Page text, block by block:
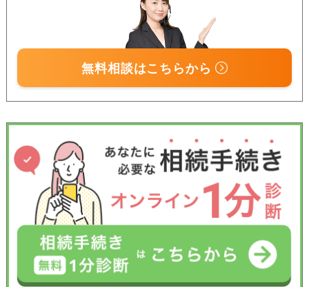
無料相談はこちらから